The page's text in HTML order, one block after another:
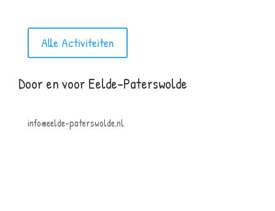
Alle Activiteiten
Door en voor Eelde-Paterswolde
info@eelde-paterswolde.nl